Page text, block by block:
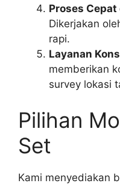
Proses
Dikerjakan
rapi.
Layanan
memberikan
survey lokasi
Pilihan
Set
Kami menyediakan